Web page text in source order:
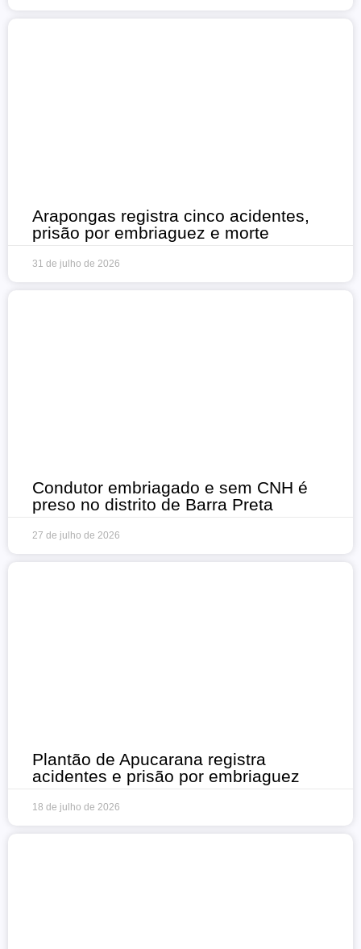
Arapongas registra cinco acidentes,
prisão por embriaguez e morte
31 de julho de 2026
Condutor embriagado e sem CNH é
preso no distrito de Barra Preta
27 de julho de 2026
Plantão de Apucarana registra
acidentes e prisão por embriaguez
18 de julho de 2026